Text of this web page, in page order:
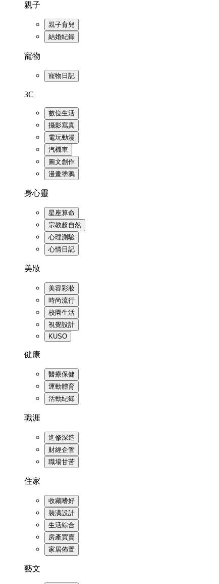
親子
親子育兒
結婚紀錄
寵物
寵物日記
3C
數位生活
攝影寫真
電玩動漫
汽機車
圖文創作
漫畫塗鴉
身心靈
星座算命
宗教超自然
心理測驗
心情日記
美妝
美容彩妝
時尚流行
校園生活
視覺設計
KUSO
健康
醫療保健
運動體育
活動紀錄
職涯
進修深造
財經企管
職場甘苦
住家
收藏嗜好
裝潢設計
生活綜合
房產買賣
家居佈置
藝文